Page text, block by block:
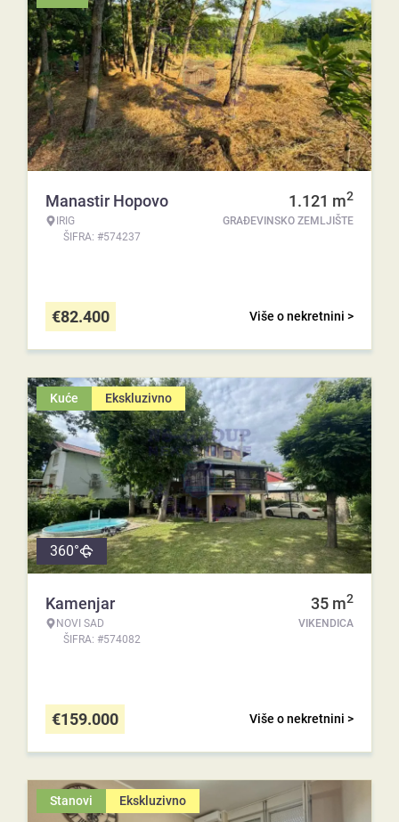
Manastir Hopovo
IRIG
ŠIFRA: #574237
1.121 m2
GRAĐEVINSKO ZEMLJIŠTE
Više o nekretnini >
€82.400
Kuće Ekskluzivno
360°
Kamenjar
NOVI SAD
ŠIFRA: #574082
35 m2
VIKENDICA
Više o nekretnini >
€159.000
Stanovi Ekskluzivno